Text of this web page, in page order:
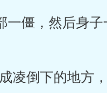
僵，然后身子
倒下的地方，